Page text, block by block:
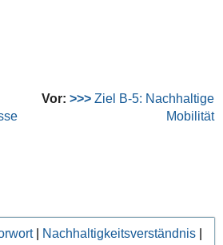
Vor: >>>Ziel B-5: Nachhaltige
Mobilität
| Nachhaltigkeitsverständnis|